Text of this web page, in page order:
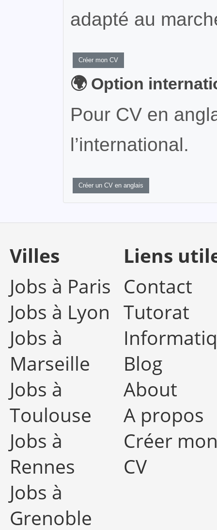
adapté au
Créer mon CV
🌍 Option
Pour CV en
l’international.
Créer un CV en anglais
Villes
Jobs à Paris
Jobs à Lyon
Jobs à
Marseille
Jobs à
Toulouse
Jobs à
Rennes
Jobs à
Grenoble
Liens
Contact
Tutorat
Blog
About
A propos
Créer
CV